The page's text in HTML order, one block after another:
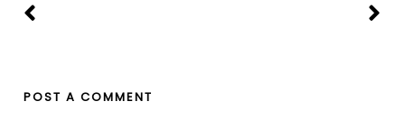
POST A COMMENT